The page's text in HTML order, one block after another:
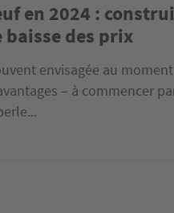
en 2024 :
des prix
envisagée au moment
– à commencer